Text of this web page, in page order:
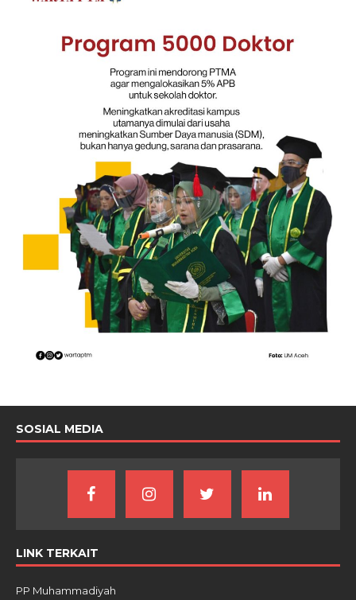
SOSIAL MEDIA
LINK TERKAIT
PP Muhammadiyah